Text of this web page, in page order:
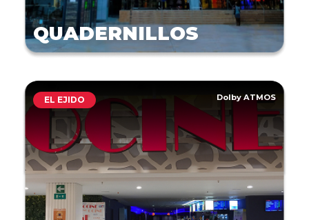
QUADERNILLOS
EL EJIDO Dolby ATMOS